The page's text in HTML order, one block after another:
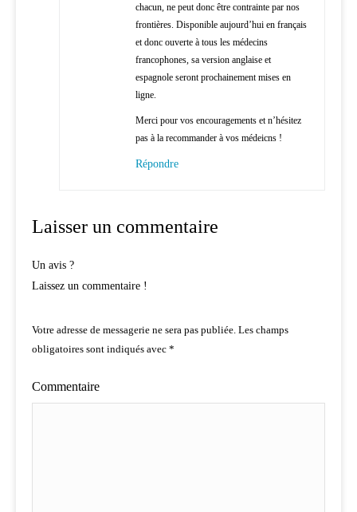
chacun, ne peut donc être contrainte par nos
frontières. Disponible aujourd’hui en français
et donc ouverte à tous les médecins
francophones, sa version anglaise et
espagnole seront prochainement mises en
ligne.
Merci pour vos encouragements et n’hésitez
pas à la recommander à vos médeicns !
Répondre
Laisser un commentaire
Un avis ?
Laissez un commentaire !
Votre adresse de messagerie ne sera pas publiée. Les champs
obligatoires sont indiqués avec *
Commentaire